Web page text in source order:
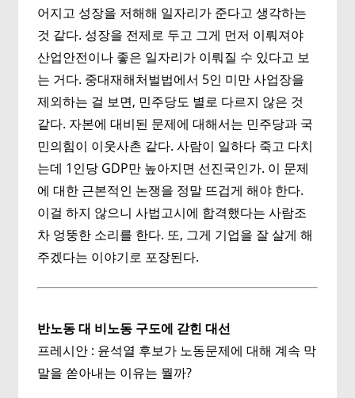
어지고 성장을 저해해 일자리가 준다고 생각하는
것 같다. 성장을 전제로 두고 그게 먼저 이뤄져야
산업안전이나 좋은 일자리가 이뤄질 수 있다고 보
는 거다. 중대재해처벌법에서 5인 미만 사업장을
제외하는 걸 보면, 민주당도 별로 다르지 않은 것
같다. 자본에 대비된 문제에 대해서는 민주당과 국
민의힘이 이웃사촌 같다. 사람이 일하다 죽고 다치
는데 1인당 GDP만 높아지면 선진국인가. 이 문제
에 대한 근본적인 논쟁을 정말 뜨겁게 해야 한다.
이걸 하지 않으니 사법고시에 합격했다는 사람조
차 엉뚱한 소리를 한다. 또, 그게 기업을 잘 살게 해
주겠다는 이야기로 포장된다.
반노동 대 비노동 구도에 갇힌 대선
프레시안 : 윤석열 후보가 노동문제에 대해 계속 막
말을 쏟아내는 이유는 뭘까?